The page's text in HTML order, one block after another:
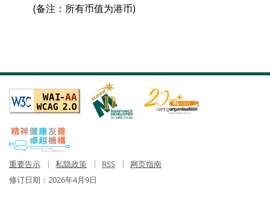
(备注：所有币值为港币)
重要告示 私隐政策 RSS
网页指南
修订日期： 2026年4月9日